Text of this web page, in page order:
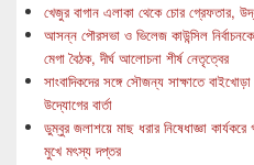
খেজুর বাগান এলাকা থেকে চোর গ্রেফতার,
আসন্ন পৌরসভা ও ভিলেজ কাউন্সিল নির্বাচনকে
মেগা বৈঠক, দীর্ঘ আলোচনা শীর্ষ নেতৃত্বের
সাংবাদিকদের সঙ্গে সৌজন্য সাক্ষাতে
উদ্যোগের বার্তা
ডুম্বুর জলাশয়ে মাছ ধরার নিষেধাজ্ঞা
মুখে মৎস্য দপ্তর